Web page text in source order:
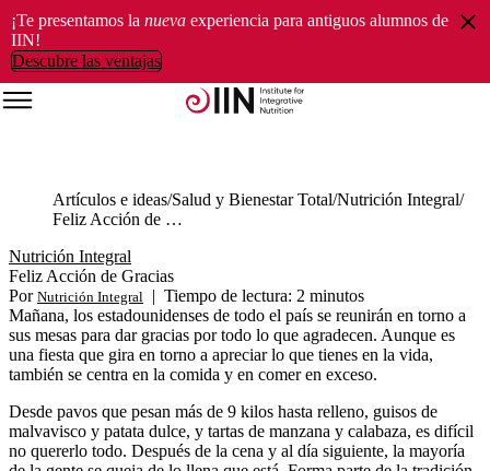
¡Te presentamos la nueva experiencia para antiguos alumnos de
IIN!
Descubre las ventajas
Artículos e ideas Salud y Bienestar Total Nutrición Integral
Feliz Acción de Gracias
Nutrición Integral
Feliz Acción de Gracias
Por Nutrición Integral | Tiempo de lectura: 2 minutos
Mañana, los estadounidenses de todo el país se reunirán en torno a
sus mesas para dar gracias por todo lo que agradecen. Aunque es
una fiesta que gira en torno a apreciar lo que tienes en la vida,
también se centra en la comida y en comer en exceso.
Desde pavos que pesan más de 9 kilos hasta relleno, guisos de
malvavisco y patata dulce, y tartas de manzana y calabaza, es difícil
no quererlo todo. Después de la cena y al día siguiente, la mayoría